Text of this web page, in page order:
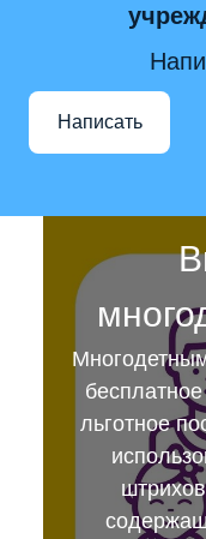
Написать
льготное